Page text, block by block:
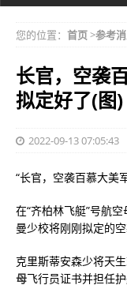
您的位置： 首页>参考
长官，空袭
拟定好了(图)
2022-09-13 07:05:43
“长官，空袭百慕大美
在“齐柏林飞艇”号航
曼少校将刚刚拟定的
克里斯蒂安森少将天
母飞行员证书并担任